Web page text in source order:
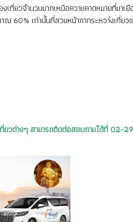
ที่ยวจำนวนมากเหนือความคาดหมายที่มา
60% เท่านั้นที่สวมหน้ากากระหวา่งเที่ยว
ยวต่างๆ สามารถติดต่อสอบถามได้ที่